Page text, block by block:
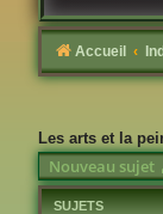
Accueil
Les arts et la
Nouveau sujet
SUJETS